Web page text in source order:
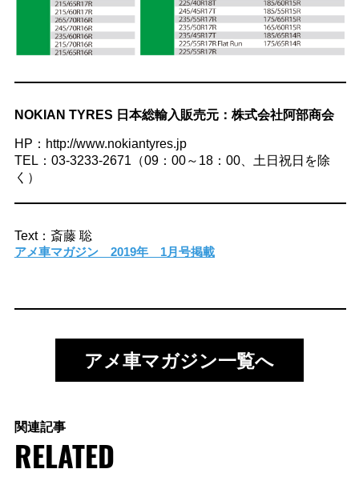
NOKIAN TYRES 日本総輸入販売元：株式会社阿部商会
HP：http://www.nokiantyres.jp
TEL：03-3233-2671（09：00～18：00、土日祝日を除
く）
Text：斎藤 聡
アメ車マガジン 2019年 1月号掲載
アメ車マガジン一覧へ
関連記事
RELATED